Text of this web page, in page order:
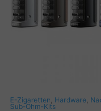
E-Zigaretten Hardware
Sub-Ohm-Kits